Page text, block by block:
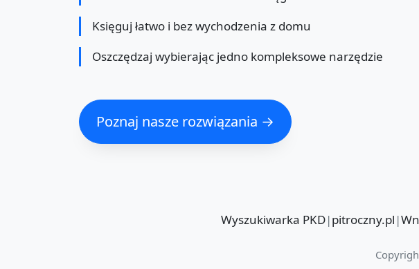
Księguj łatwo i bez wychodzenia z domu
Oszczędzaj wybierając jedno kompleksowe narzędzie
Poznaj nasze rozwiązania →
Wyszukiwarka PKD|pitroczny.pl |